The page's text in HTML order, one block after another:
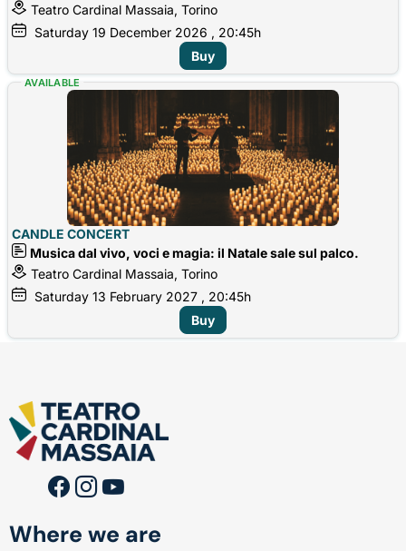
Teatro Cardinal Massaia, Torino
Saturday 19 December 2026 , 20:45h
Buy
CANDLE CONCERT
Musica dal vivo, voci e magia: il Natale sale sul palco.
Teatro Cardinal Massaia, Torino
Saturday 13 February 2027 , 20:45h
AVAILABLE
Buy
Where we are